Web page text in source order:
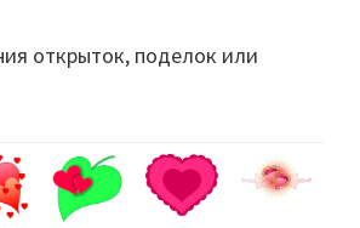
открыток, поделок или